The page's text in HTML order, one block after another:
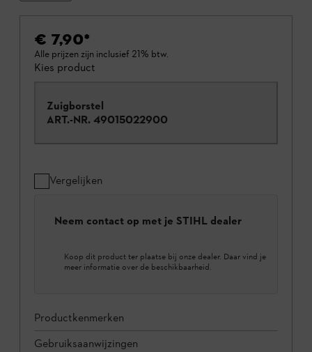
€ 7,90*
Alle prijzen zijn inclusief 21% btw.
Kies product
Zuigborstel
ART.-NR. 49015022900
Vergelijken
Neem contact op met je STIHL dealer
Koop dit product ter plaatse bij onze dealer. Daar vind je
meer informatie over de beschikbaarheid.
Productkenmerken
Gebruiksaanwijzingen